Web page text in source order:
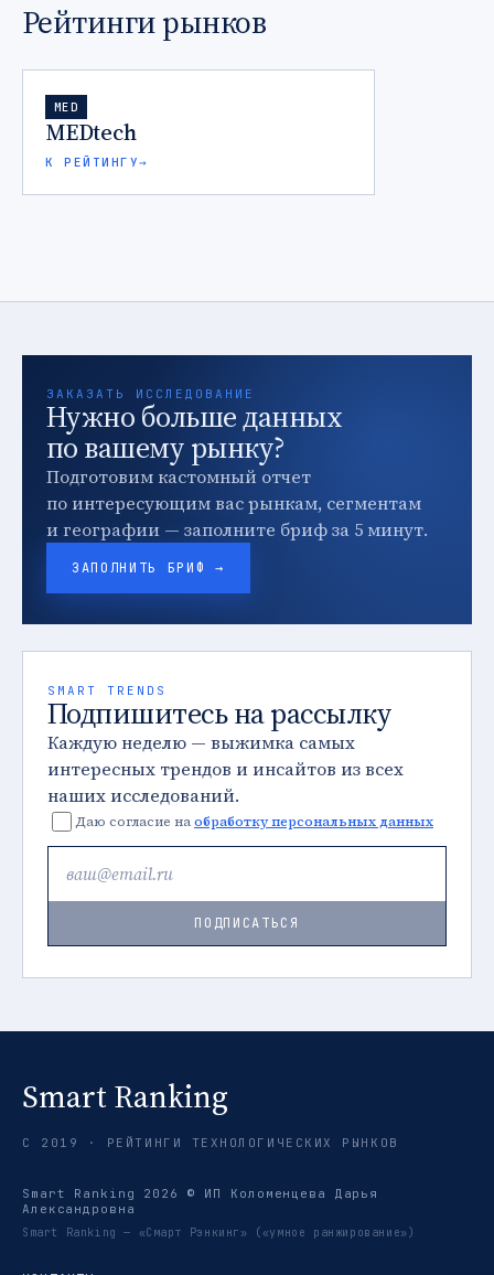
Рейтинги рынков
MED
MEDtech
К РЕЙТИНГУ→
ЗАКАЗАТЬ ИССЛЕДОВАНИЕ
Нужно больше данных
по вашему рынку?
Подготовим кастомный отчет
по интересующим вас рынкам, сегментам
и географии — заполните бриф за 5 минут.
ЗАПОЛНИТЬ БРИФ →
SMART TRENDS
Подпишитесь на рассылку
Каждую неделю — выжимка самых
интересных трендов и инсайтов из всех
наших исследований.
Даю согласие наобработку персональных данных
ПОДПИСАТЬСЯ
Smart Ranking
С 2019 · РЕЙТИНГИ ТЕХНОЛОГИЧЕСКИХ РЫНКОВ
Smart Ranking 2026 © ИП Коломенцева Дарья
Александровна
Smart Ranking — «Смарт Рэнкинг» («умное ранжирование»)